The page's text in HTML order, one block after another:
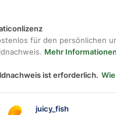
für den persönlichen
Mehr Informationen
ist erforderlich.
juicy_fish